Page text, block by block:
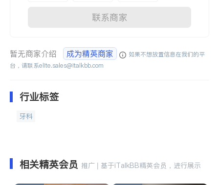
联系商家
暂无商家介绍 成为精英商家
如果不想放置信息在我们的平
台，请联系elite.sales@italkbb.com
行业标签
牙科
相关精英会员 推广 | 基于iTalkBB精英会员，进行展示